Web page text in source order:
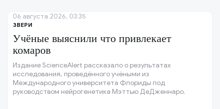
ЗВЕРИ
Учёные выяснили что привлекает
комаров
Издание ScienceAlert рассказало о результатах
исследования, проведённого учёными из
Международного университета Флориды под
руководством нейрогенетика Мэттью ДеДженнаро.
06 августа 2026, 03:35